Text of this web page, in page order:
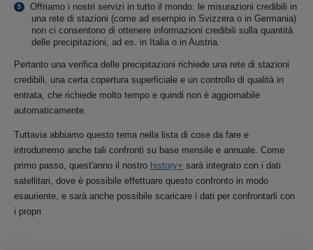
Offriamo i nostri servizi in tutto il mondo: le misurazioni credibili in
una rete di stazioni (come ad esempio in Svizzera o in Germania)
non ci consentono di ottenere informazioni credibili sulla quantità
delle precipitazioni, ad es. in Italia o in Austria.
Pertanto una verifica delle precipitazioni richiede una rete di stazioni
credibili, una certa copertura superficiale e un controllo di qualità in
entrata, che richiede molto tempo e quindi non è aggiornabile
automaticamente.
Tuttavia abbiamo questo tema nella lista di cose da fare e
introdurremo anche tali confronti su base mensile e annuale. Come
primo passo, quest'anno il nostro history+ sarà integrato con i dati
satellitari, dove è possibile effettuare questo confronto in modo
esauriente, e sarà anche possibile scaricare i dati per confrontarli con
i propri.